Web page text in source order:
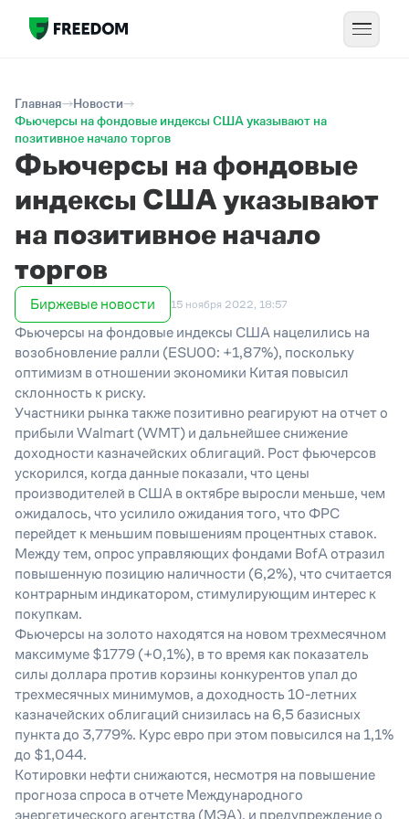
Главная
Новости
Фьючерсы на фондовые индексы США указывают на
позитивное начало торгов
Фьючерсы на фондовые
индексы США указывают
на позитивное начало
торгов
Биржевые новости 15 ноября 2022, 18:57
Фьючерсы на фондовые индексы США нацелились на
возобновление ралли (ESU00: +1,87%), поскольку
оптимизм в отношении экономики Китая повысил
склонность к риску.
Участники рынка также позитивно реагируют на отчет о
прибыли Walmart (WMT) и дальнейшее снижение
доходности казначейских облигаций. Рост фьючерсов
ускорился, когда данные показали, что цены
производителей в США в октябре выросли меньше, чем
ожидалось, что усилило ожидания того, что ФРС
перейдет к меньшим повышениям процентных ставок.
Между тем, опрос управляющих фондами BofA отразил
повышенную позицию наличности (6,2%), что считается
контрарным индикатором, стимулирующим интерес к
покупкам.
Фьючерсы на золото находятся на новом трехмесячном
максимуме $1779 (+0,1%), в то время как показатель
силы доллара против корзины конкурентов упал до
трехмесячных минимумов, а доходность 10-летних
казначейских облигаций снизилась на 6,5 базисных
пункта до 3,779%. Курс евро при этом повысился на 1,1%
до $1,044.
Котировки нефти снижаются, несмотря на повышение
прогноза спроса в отчете Международного
энергетического агентства (МЭА), и предупреждение о